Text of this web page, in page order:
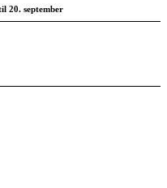
20. september